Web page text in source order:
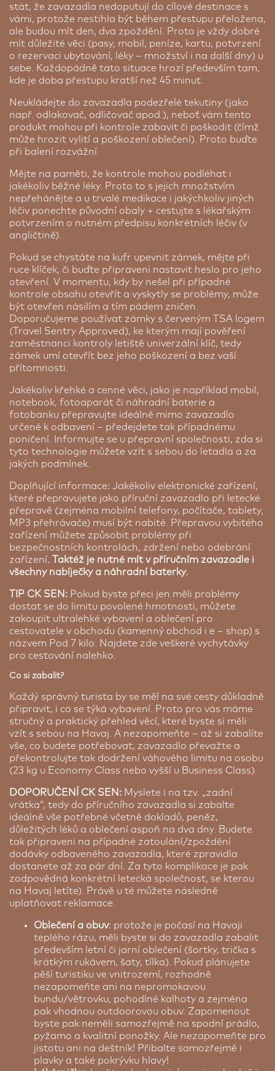
stát, že zavazadla nedoputují do cílové destinace s
vámi, protože nestihla být během přestupu přeložena,
ale budou mít den, dva zpoždění. Proto je vždy dobré
mít důležité věci (pasy, mobil, peníze, kartu, potvrzení
o rezervaci ubytování, léky – množství i na další dny) u
sebe. Každopádně tato situace hrozí především tam,
kde je doba přestupu kratší než 45 minut.
Neukládejte do zavazadla podezřelé tekutiny (jako
např. odlakovač, odličovač apod.), neboť vám tento
produkt mohou při kontrole zabavit či poškodit (čímž
může hrozit vylití a poškození oblečení). Proto buďte
při balení rozvážní.
Mějte na paměti, že kontrole mohou podléhat i
jakékoliv běžné léky. Proto to s jejich množstvím
nepřehánějte a u trvalé medikace i jakýchkoliv jiných
léčiv ponechte původní obaly + cestujte s lékařským
potvrzením o nutném předpisu konkrétních léčiv (v
angličtině).
Pokud se chystáte na kufr upevnit zámek, mějte při
ruce klíček, či buďte připraveni nastavit heslo pro jeho
otevření. V momentu, kdy by nešel při případné
kontrole obsahu otevřít a vyskytly se problémy, může
být otevřen násilím a tím pádem zničen.
Doporučujeme používat zámky s červeným TSA logem
(Travel Sentry Approved), ke kterým mají pověření
zaměstnanci kontroly letiště univerzální klíč, tedy
zámek umí otevřít bez jeho poškození a bez vaší
přítomnosti.
Jakékoliv křehké a cenné věci, jako je například mobil,
notebook, fotoaparát či náhradní baterie a
fotobanku přepravujte ideálně mimo zavazadlo
určené k odbavení – předejdete tak případnému
poničení. Informujte se u přepravní společnosti, zda si
tyto technologie můžete vzít s sebou do letadla a za
jakých podmínek.
Doplňující informace: Jakékoliv elektronické zařízení,
které přepravujete jako příruční zavazadlo při letecké
přepravě (zejména mobilní telefony, počítače, tablety,
MP3 přehrávače) musí být nabité. Přepravou vybitého
zařízení můžete způsobit problémy při
bezpečnostních kontrolách, zdržení nebo odebrání
zařízení. Taktéž je nutné mít v příručním zavazadle i
všechny nabíječky a náhradní baterky.
TIP CK SEN: Pokud byste přeci jen měli problémy
dostat se do limitu povolené hmotnosti, můžete
zakoupit ultralehké vybavení a oblečení pro
cestovatele v obchodu (kamenný obchod i e – shop) s
názvem Pod 7 kilo. Najdete zde veškeré vychytávky
pro cestování nalehko.
Co si zabalit?
Každý správný turista by se měl na své cesty důkladně
připravit, i co se týká vybavení. Proto pro vás máme
stručný a praktický přehled věcí, které byste si měli
vzít s sebou na Havaj. A nezapomeňte – až si zabalíte
vše, co budete potřebovat, zavazadlo převažte a
překontrolujte tak dodržení váhového limitu na osobu
(23 kg u Economy Class nebo vyšší u Business Class).
DOPORUČENÍ CK SEN: Myslete i na tzv. „zadní
vrátka“, tedy do příručního zavazadla si zabalte
ideálně vše potřebné včetně dokladů, peněz,
důležitých léků a oblečení aspoň na dva dny. Budete
tak připraveni na případné zatoulání/zpoždění
dodávky odbaveného zavazadla, které zpravidla
dostanete až za pár dní. Za tyto komplikace je pak
zodpovědná konkrétní letecká společnost, se kterou
na Havaj letíte). Právě u té můžete následně
uplatňovat reklamace.
Oblečení a obuv: protože je počasí na Havaji
teplého rázu, měli byste si do zavazadla zabalit
především letní či jarní oblečení (šortky, trička s
krátkým rukávem, šaty, tílka). Pokud plánujete
pěší turistiku ve vnitrozemí, rozhodně
nezapomeňte ani na nepromokavou
bundu/větrovku, pohodlné kalhoty a zejména
pak vhodnou outdoorovou obuv. Zapomenout
byste pak neměli samozřejmě na spodní prádlo,
pyžamo a kvalitní ponožky. Ale nezapomeňte pro
jistotu ani na deštník! Přibalte samozřejmě i
plavky a také pokrývku hlavy!